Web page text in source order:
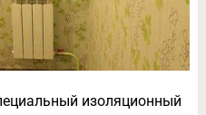
изоляционный